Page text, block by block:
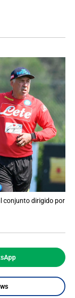
conjunto dirigido por